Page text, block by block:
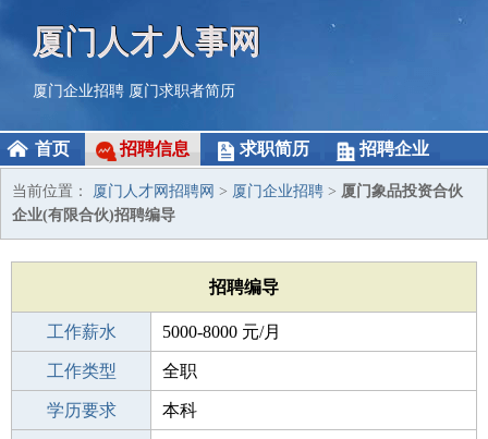
厦门人才人事网
厦门企业招聘 厦门求职者简历
首页 招聘信息 求职简历 招聘企业
当前位置： 厦门人才网招聘网 > 厦门企业招聘 > 厦门象品投资合伙
企业(有限合伙)招聘编导
招聘编导
工作薪水 5000-8000 元/月
招聘人数 1人
工作类型 全职
性别要求 -
学历要求 本科